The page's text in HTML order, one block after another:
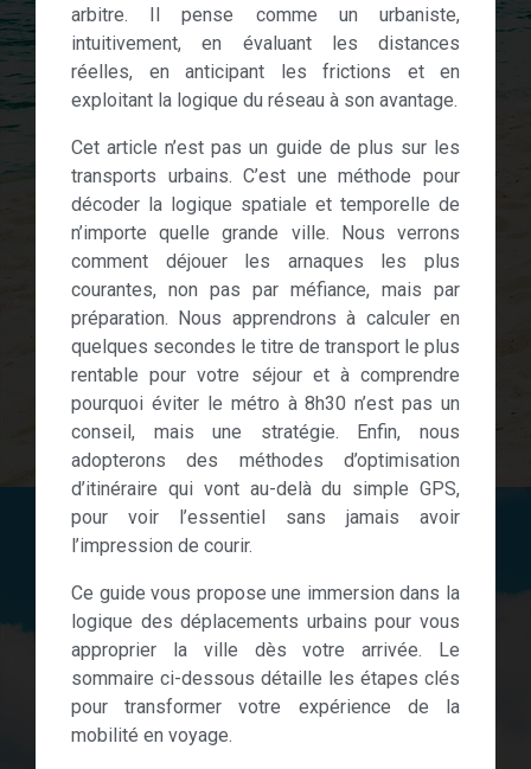
arbitre. Il pense comme un urbaniste,
intuitivement, en évaluant les distances
réelles, en anticipant les frictions et en
exploitant la logique du réseau à son avantage.
Cet article n’est pas un guide de plus sur les
transports urbains. C’est une méthode pour
décoder la logique spatiale et temporelle de
n’importe quelle grande ville. Nous verrons
comment déjouer les arnaques les plus
courantes, non pas par méfiance, mais par
préparation. Nous apprendrons à calculer en
quelques secondes le titre de transport le plus
rentable pour votre séjour et à comprendre
pourquoi éviter le métro à 8h30 n’est pas un
conseil, mais une stratégie. Enfin, nous
adopterons des méthodes d’optimisation
d’itinéraire qui vont au-delà du simple GPS,
pour voir l’essentiel sans jamais avoir
l’impression de courir.
Ce guide vous propose une immersion dans la
logique des déplacements urbains pour vous
approprier la ville dès votre arrivée. Le
sommaire ci-dessous détaille les étapes clés
pour transformer votre expérience de la
mobilité en voyage.